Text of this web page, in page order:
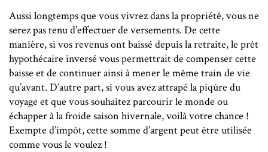
Aussi longtemps que vous vivrez dans la propriété, vous ne
serez pas tenu d’effectuer de versements. De cette
manière, si vos revenus ont baissé depuis la retraite, le prêt
hypothécaire inversé vous permettrait de compenser cette
baisse et de continuer ainsi à mener le même train de vie
qu’avant. D’autre part, si vous avez attrapé la piqûre du
voyage et que vous souhaitez parcourir le monde ou
échapper à la froide saison hivernale, voilà votre chance !
Exempte d’impôt, cette somme d’argent peut être utilisée
comme vous le voulez !